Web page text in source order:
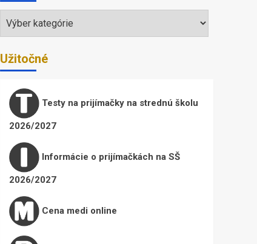
Témy
Užitočné
Testy na prijímačky na strednú školu
2026/2027
Informácie o prijímačkách na SŠ
2026/2027
Cena medi online